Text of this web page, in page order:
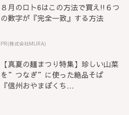
８月のロト6はこの方法で買え!!６つ
の数字が『完全一致』する方法
PR(株式会社MURA)
【真夏の麺まつり特集】珍しい山菜
を”つなぎ”に使った絶品そば
『信州おやまぼくち...